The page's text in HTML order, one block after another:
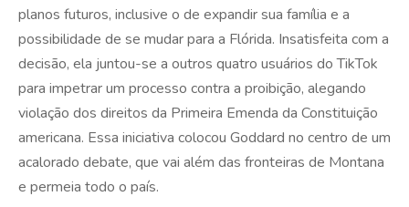
planos futuros, inclusive o de expandir sua família e a
possibilidade de se mudar para a Flórida. Insatisfeita com a
decisão, ela juntou-se a outros quatro usuários do TikTok
para impetrar um processo contra a proibição, alegando
violação dos direitos da Primeira Emenda da Constituição
americana. Essa iniciativa colocou Goddard no centro de um
acalorado debate, que vai além das fronteiras de Montana
e permeia todo o país.